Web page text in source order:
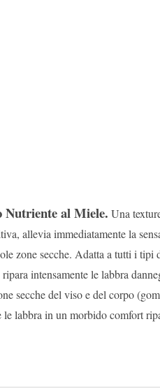
Nutriente al Miele. Una
allevia immediatamente la
zone secche. Adatta a tutti i tipi
intensamente le labbra
secche del viso e del corpo
le labbra in un morbido comfort